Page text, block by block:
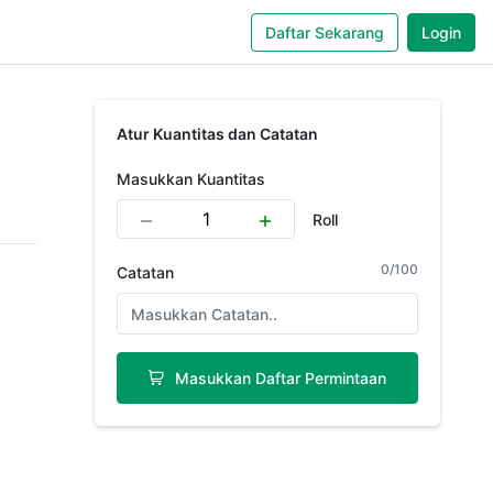
Daftar Sekarang Login
Atur Kuantitas dan Catatan
Masukkan Kuantitas
Roll
Catatan 0/100
Masukkan Daftar Permintaan